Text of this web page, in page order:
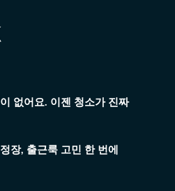
없어요. 이젠 청소가 진짜
장, 출근룩 고민 한 번에